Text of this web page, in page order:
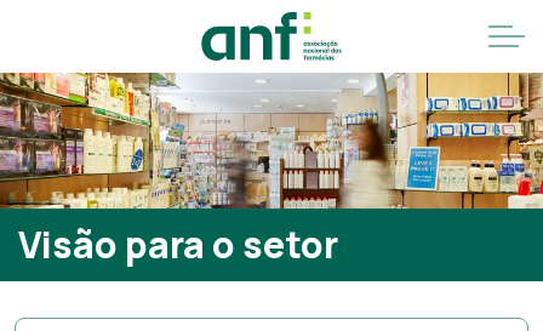
Visão para o setor